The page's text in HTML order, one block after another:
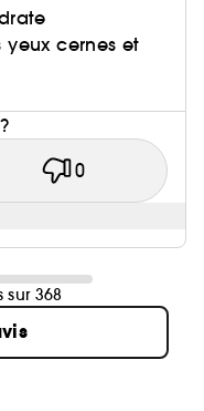
cernes et
0
sur 368